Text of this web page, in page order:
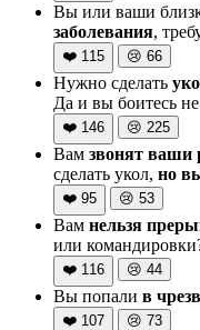
Вы или ваши
заболевания,
❤️ 115 😢 66
Нужно сделать
Да и вы боитесь
❤️ 146 😢 225
Вам звонят ваши
сделать укол, но
❤️ 95 😢 53
Вам нельзя
или
❤️ 116 😢 44
Вы попали в
❤️ 107 😢 73